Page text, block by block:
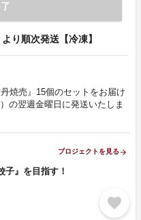
り順次発送【冷凍】
焼売』15個のセットをお届け
の翌週金曜日に発送いたしま
プロジェクトを見る arrow_forward
』を目指す！
favorite